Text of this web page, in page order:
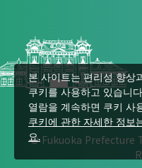
© Fukuoka Prefecture
본 사이트는 편리성 향상
쿠키를 사용하고 있습니
열람을 계속하면 쿠키 사
쿠키에 관한 자세한 정보
요.